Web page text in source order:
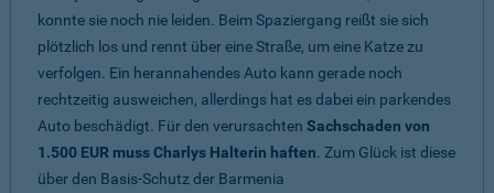
konnte sie noch nie leiden. Beim Spaziergang reißt sie sich
plötzlich los und rennt über eine Straße, um eine Katze zu
verfolgen. Ein herannahendes Auto kann gerade noch
rechtzeitig ausweichen, allerdings hat es dabei ein parkendes
Auto beschädigt. Für den verursachten Sachschaden von
1.500 EUR muss Charlys Halterin haften. Zum Glück ist diese
über den Basis-Schutz der Barmenia